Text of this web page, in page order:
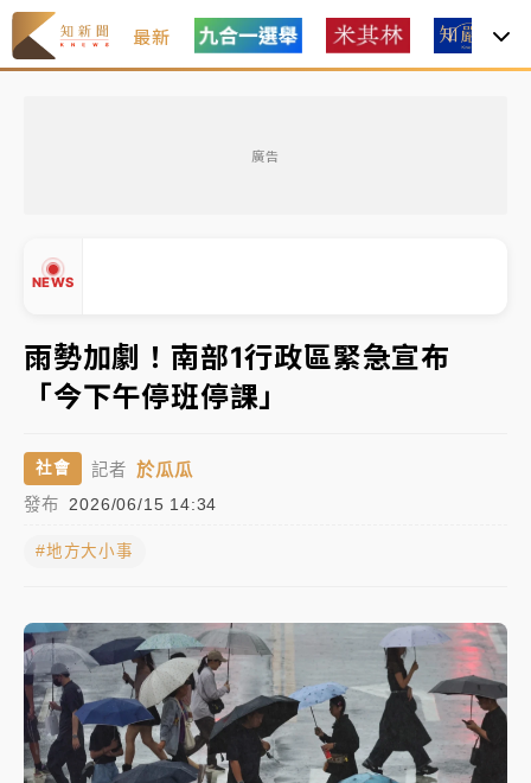
最新
廣告
NEWS
中信慈善基金會想增加董事人數！辜仲諒向法院聲請遭
駁 理由曝光
故宮《龍藏經》特展第2檔！今線上預約開賣一度塞車
周六起展出延長至晚上7時
台東農業處長涉圖利渡假村！東檢抗告成功 今重開羈
父親節泡湯了！中颱白海豚雨彈轟3天 「紅到發紫」降
雨熱區曝
暑假過三周才推「E宿新北打卡趣」！抽獎程序複雜 觀
旅局回應了
中信慈善基金會想增加董事人數！辜仲諒向法院聲請遭
駁 理由曝光
雨勢加劇！南部1行政區緊急宣布
「今下午停班停課」
社會 記者 於瓜瓜
發布 2026/06/15 14:34
#地方大小事